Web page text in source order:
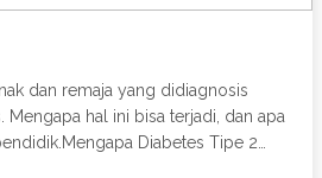
dan tekanan pada jantung.
menyebabkan perubahan
dan remaja yang didiagnosis
hal ini bisa terjadi, dan apa
Diabetes Tipe 2